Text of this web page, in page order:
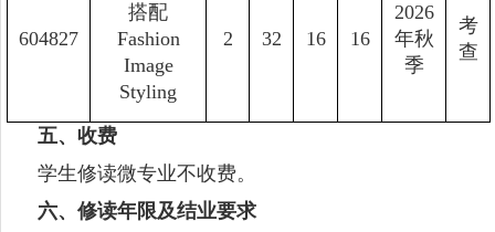
604827
搭配
Fashion
Image
Styling
2 32 16 16
2026
年秋
季
考
查
五、收费
学生修读微专业不收费。
六、修读年限及结业要求